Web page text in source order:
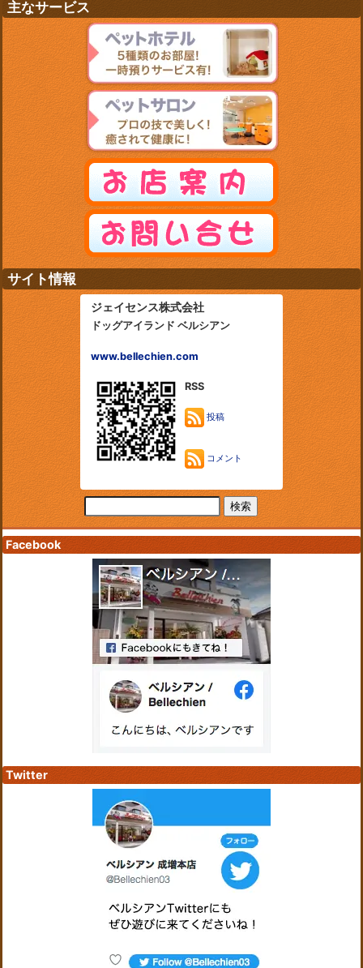
主なサービス
サイト情報
ジェイセンス株式会社
ドッグアイランド ベルシアン
www.bellechien.com
RSS
投稿
コメント
Facebook
Twitter